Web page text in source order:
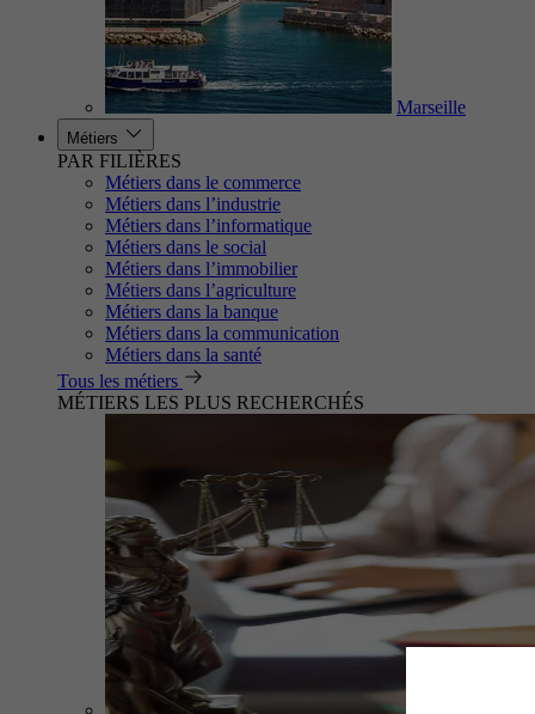
Marseille
Métiers
PAR FILIÈRES
Métiers dans le commerce
Métiers dans l’industrie
Métiers dans l’informatique
Métiers dans le social
Métiers dans l’immobilier
Métiers dans l’agriculture
Métiers dans la banque
Métiers dans la communication
Métiers dans la santé
Tous les métiers
MÉTIERS LES PLUS RECHERCHÉS